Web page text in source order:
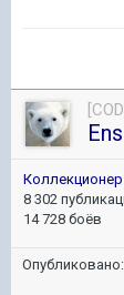
Коллекционер
8 302
14 728 боёв
Опубликовано: